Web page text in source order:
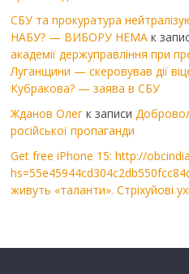
СБУ та прокуратура
НАБУ? — ВИБОРУ НЕМА к
академії держуправління при
Луганщини — скеровував дії
Кубракова? — заява в СБУ
Жданов Олег к записи
російської пропаганди
Get free iPhone 15: http://
живуть «таланти». Стріхуйові